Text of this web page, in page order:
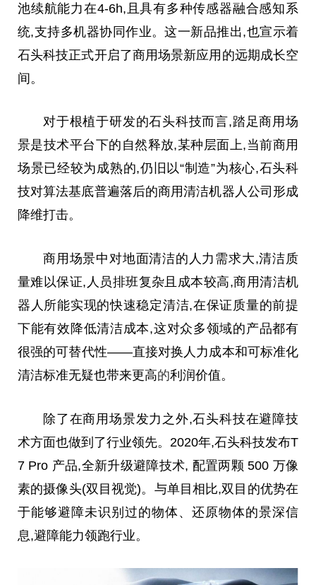
池续航能力在4-6h,且具有多种传感器融合感知系
统,支持多机器协同作业。这一新品推出,也宣示着
石头科技正式开启了商用场景新应用的远期成长空
间。
对于根植于研发的石头科技而言,踏足商用场
景是技术平台下的自然释放,某种层面上,当前商用
场景已经较为成熟的,仍旧以“制造”为核心,石头科
技对算法基底普遍落后的商用清洁机器人公司形成
降维打击。
商用场景中对地面清洁的人力需求大,清洁质
量难以保证,人员排班复杂且成本较高,商用清洁机
器人所能实现的快速稳定清洁,在保证质量的前提
下能有效降低清洁成本,这对众多领域的产品都有
很强的可替代性——直接对换人力成本和可标准化
清洁标准无疑也带来更高的利润价值。
除了在商用场景发力之外,石头科技在避障技
术方面也做到了行业领先。2020年,石头科技发布T
7 Pro 产品,全新升级避障技术, 配置两颗 500 万像
素的摄像头(双目视觉)。与单目相比,双目的优势在
于能够避障未识别过的物体、还原物体的景深信
息,避障能力领跑行业。